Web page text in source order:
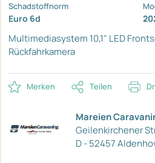
Schadstoffnorm
Euro 6d
Multimediasystem 10,1" LED
Rückfahrkamera
Merken Teilen
Mareien
Geilenkirchener
D - 52457